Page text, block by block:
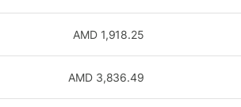
1,918.25
AMD
3,836.49
AMD